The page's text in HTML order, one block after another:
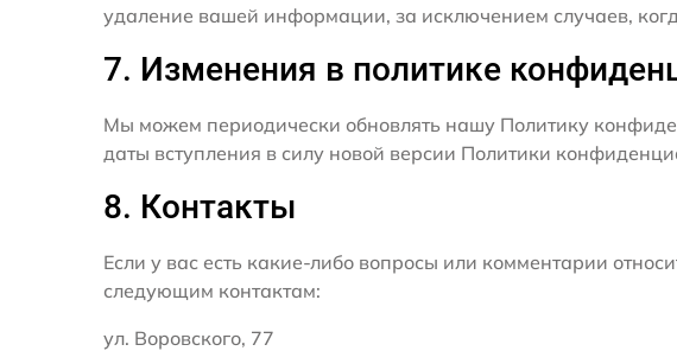
удаление вашей информации, за исключением случаев,
7. Изменения в политике
Мы можем периодически обновлять нашу Политику
даты вступления в силу новой версии Политики
8. Контакты
Если у вас есть какие-либо вопросы или комментарии
следующим контактам:
ул. Воровского, 77